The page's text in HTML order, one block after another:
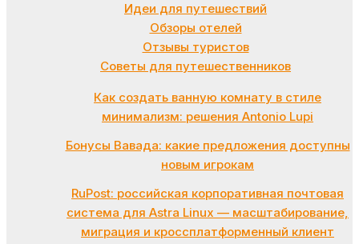
Идеи для путешествий
Обзоры отелей
Отзывы туристов
Советы для путешественников
Как создать ванную комнату в стиле
минимализм: решения Antonio Lupi
Бонусы Вавада: какие предложения доступны
новым игрокам
RuPost: российская корпоративная почтовая
система для Astra Linux — масштабирование,
миграция и кроссплатформенный клиент